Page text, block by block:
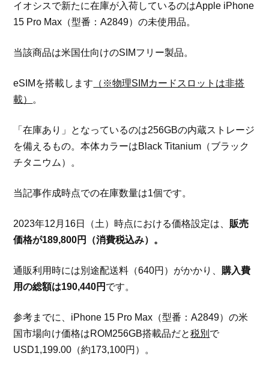
イオシスで新たに在庫が入荷しているのはApple iPhone
15 Pro Max（型番：A2849）の未使用品。
当該商品は米国仕向けのSIMフリー製品。
eSIMを搭載します （※物理SIMカードスロットは非搭
載） 。
「在庫あり」となっているのは256GBの内蔵ストレージ
を備えるもの。本体カラーはBlack Titanium（ブラック
チタニウム）。
当記事作成時点での在庫数量は1個です。
2023年12月16日（土）時点における価格設定は、 販売
価格が189,800円（消費税込み）。
通販利用時には別途配送料（640円）がかかり、 購入費
用の総額は190,440円 です。
参考までに、iPhone 15 Pro Max（型番：A2849）の米
国市場向け価格はROM256GB搭載品だと税別 で
USD1,199.00（約173,100円）。